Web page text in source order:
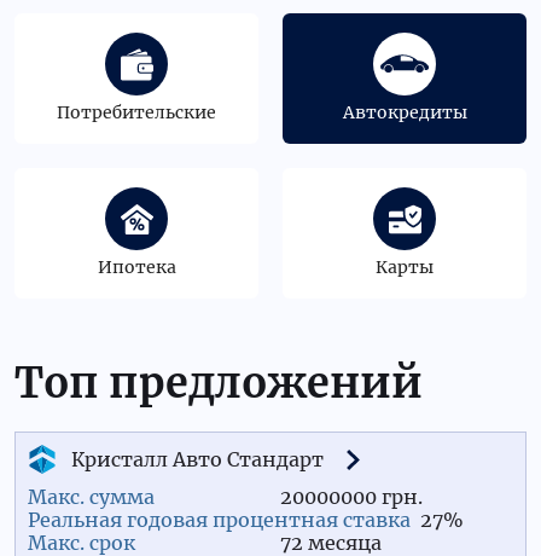
Потребительские Автокредиты
Ипотека Карты
Топ предложений
Кристалл Авто Стандарт
20000000 грн.
27%
72 месяца